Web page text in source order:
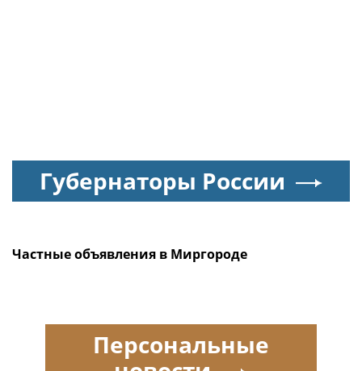
Губернаторы России
Частные объявления в Миргороде
Персональные